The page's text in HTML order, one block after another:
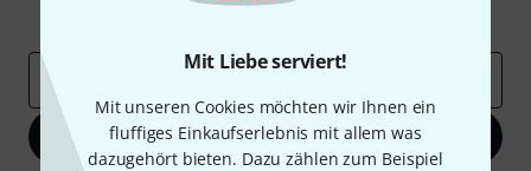
Mit Liebe serviert!
Mit unseren Cookies möchten wir Ihnen ein
fluffiges Einkaufserlebnis mit allem was
dazugehört bieten. Dazu zählen zum Beispiel
E-Mail-Adresse
Jetzt anmelden